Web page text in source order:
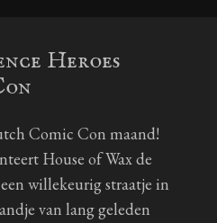
Heroes
Comic Con maand!
House of Wax de
willekeurig straatje in
van lang geleden